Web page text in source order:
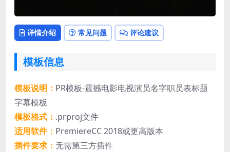
详情介绍 常见问题 评论建议
模板信息
模板说明： PR模板-震撼电影电视演员名字职员表标题
字幕模板
模板格式： .prproj文件
适用软件： PremiereCC 2018或更高版本
插件要求： 无需第三方插件